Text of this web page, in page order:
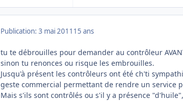
Publication: 3 mai 2011 15 ans
tu te débrouilles pour demander au contrôleur
sinon tu renonces ou risque les embrouilles.
Jusqu'à présent les contrôleurs ont été ch'ti
geste commercial permettant de rendre un service
Mais s'ils sont contrôlés ou s'il y a présence